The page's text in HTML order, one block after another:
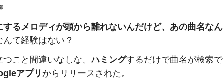
するメロディが頭から離れないんだけど、あの曲名なん
んて経験はない？
つこと間違いなしな、ハミングするだけで曲名が検索で
アプリからリリースされた。